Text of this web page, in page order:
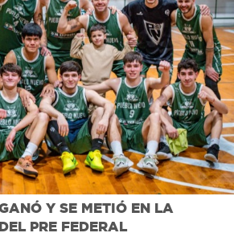
Y SE METIÓ EN LA
PRE FEDERAL